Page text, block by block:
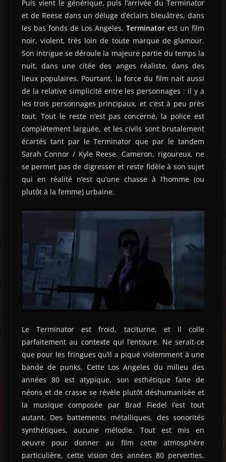
Puis vient le générique, puis l’arrivée du Terminator
et de Reese dans un déluge d’éclairs bleuâtres, dans
les bas fonds de Los Angeles.Terminator est un film
noir, violent, très loin de toute marque de glamour.
Son intrigue se déroule la majeure partie du temps la
nuit, dans une citée des anges réaliste, dans des
lieux populaires. Pourtant, la force du film nait aussi
de la relative simplicité entre les personnages : il y a
les trois personnages principaux, et c’est à peu près
tout. Tout le reste n’est pas concerné, la police est
complètement larguée, et les civils sont brutalement
écartés tant par le Terminator que par le tandem
Sarah Connor / Kyle Reese. Cameron, rigoureux, ne
se permet pas de digresser et reste fidèle à son sujet
qui en réalité n’est qu’une chasse à l’homme (ou
plutôt à la femme) urbaine.
Le Terminator est froid, taciturne, et il colle
parfaitement au contexte qui l’entoure. Ne serait-ce
que pour les fringues qu’il a piqué violemment à une
bande de punks. Cette Los Angeles du milieu des
années 80 est atypique, son esthétique faite de
néons et de crasse se révèle plutôt déshumanisée et
la musique composée par Brad Fiedel l’est tout
autant. Des battements métalliques, des sonorités
synthétiques, aucune mélodie. Tout est mis en
oeuvre pour donner au film cette atmosphère
particulière, cette vision des années 80 perverties,